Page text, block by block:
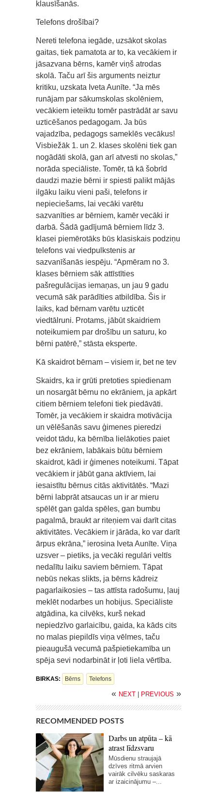
klausīšanās.
Telefons drošībai?
Nereti telefona iegāde, uzsākot skolas
gaitas, tiek pamatota ar to, ka vecākiem ir
jāsazvana bērns, kamēr viņš atrodas
skolā. Taču arī šis arguments neiztur
kritiku, uzskata Iveta Aunīte. “Ja mēs
runājam par sākumskolas skolēniem,
vecākiem ieteiktu tomēr pastrādāt ar savu
uzticēšanos pedagogam. Ja būs
vajadzība, pedagogs sameklēs vecākus!
Visbiežāk 1. un 2. klases skolēni tiek gan
nogādāti skolā, gan arī atvesti no skolas,”
norāda speciāliste. Tomēr, tā kā šobrīd
daudzi mazie bērni ir spiesti palikt mājās
ilgāku laiku vieni paši, telefons ir
nepieciešams, lai vecāki varētu
sazvanīties ar bērniem, kamēr vecāki ir
darbā. Šādā gadījumā bērniem līdz 3.
klasei piemērotāks būs klasiskais podziņu
telefons vai viedpulkstenis ar
sazvanīšanās iespēju. “Apmēram no 3.
klases bērniem sāk attīstīties
pašregulācijas iemaņas, un jau 9 gadu
vecumā sāk parādīties atbildība. Šis ir
laiks, kad bērnam varētu uzticēt
viedtālruni. Protams, jābūt skaidriem
noteikumiem par drošību un saturu, ko
bērni patērē,” stāsta eksperte.
Kā skaidrot bērnam – visiem ir, bet ne tev
Skaidrs, ka ir grūti pretoties spiedienam
un nosargāt bērnu no ekrāniem, ja apkārt
citiem bērniem telefoni tiek piedāvāti.
Tomēr, ja vecākiem ir skaidra motivācija
un vēlēšanās savu ģimenes pieredzi
veidot tādu, ka bērnība lielākoties paiet
bez ekrāniem, labākais būtu bērniem
skaidrot, kādi ir ģimenes noteikumi. Tāpat
vecākiem ir jābūt gana aktīviem, lai
iesaistītu bērnus citās aktivitātēs. “Mazi
bērni labprāt atsaucas un ir ar mieru
spēlēt gan galda spēles, gan bumbu
pagalmā, braukt ar riteņiem vai darīt citas
aktivitātes. Vecākiem ir jārāda, ko var darīt
ārpus ekrāna,” ierosina Iveta Aunīte. Viņa
uzsver – pietiks, ja vecāki regulāri veltīs
nedalītu laiku saviem bērniem. Tāpat
nebūs nekas slikts, ja bērns kādreiz
pagarlaikosies – tas attīsta radošumu, ļauj
meklēt nodarbes un hobijus. Speciāliste
atgādina, ka cilvēks, kurš nekad
nepiedzīvo garlaicību, gaida, ka kāds cits
no malas piepildīs viņa vēlmes, taču
pieaugušā vecumā pašpietiekamība un
spēja sevi nodarbināt ir ļoti liela vērtība.
BIRKAS: Bērns Telefons
« NEXT PREVIOUS »
RECOMMENDED POSTS
Darbs un atpūta – kā
atrast līdzsvaru
Mūsdienu straujajā
dzīves ritmā arvien
vairāk cilvēku saskaras
ar izaicinājumu –...